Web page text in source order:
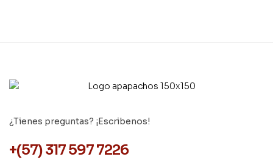
¿Tienes preguntas? ¡Escribenos!
+(57) 317 597 7226